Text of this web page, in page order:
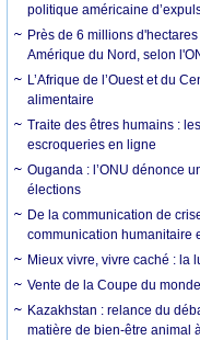
politique américaine
Près de 6 millions
Amérique du Nord, selon
L’Afrique de l’Ouest et du
alimentaire
Traite des êtres humains :
escroqueries en ligne
Ouganda : l’ONU dénonce
élections
De la communication de
communication humanitaire
Mieux vivre, vivre caché : la
Vente de la Coupe du
Kazakhstan : relance du
matière de bien-être animal